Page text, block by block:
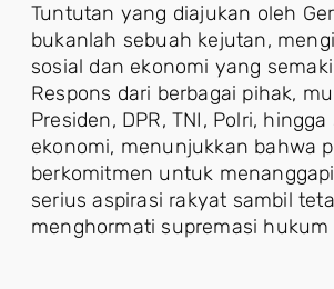
Tuntutan yang diajukan oleh
bukanlah sebuah kejutan,
sosial dan ekonomi yang
Respons dari berbagai pihak,
Presiden, DPR, TNI, Polri,
ekonomi, menunjukkan bahwa
berkomitmen untuk
serius aspirasi rakyat sambil
menghormati supremasi hukum